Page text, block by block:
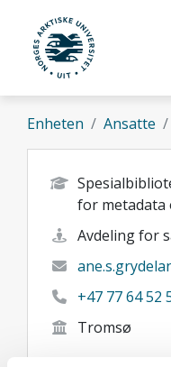
Gå til hovedinnhold
UiT Norges
Enheten Ansatte
for metadata
Avdeling for
+47 77 64 52
Tromsø